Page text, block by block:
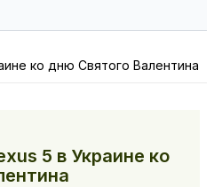
ко дню Святого Валентина
5 в Украине ко